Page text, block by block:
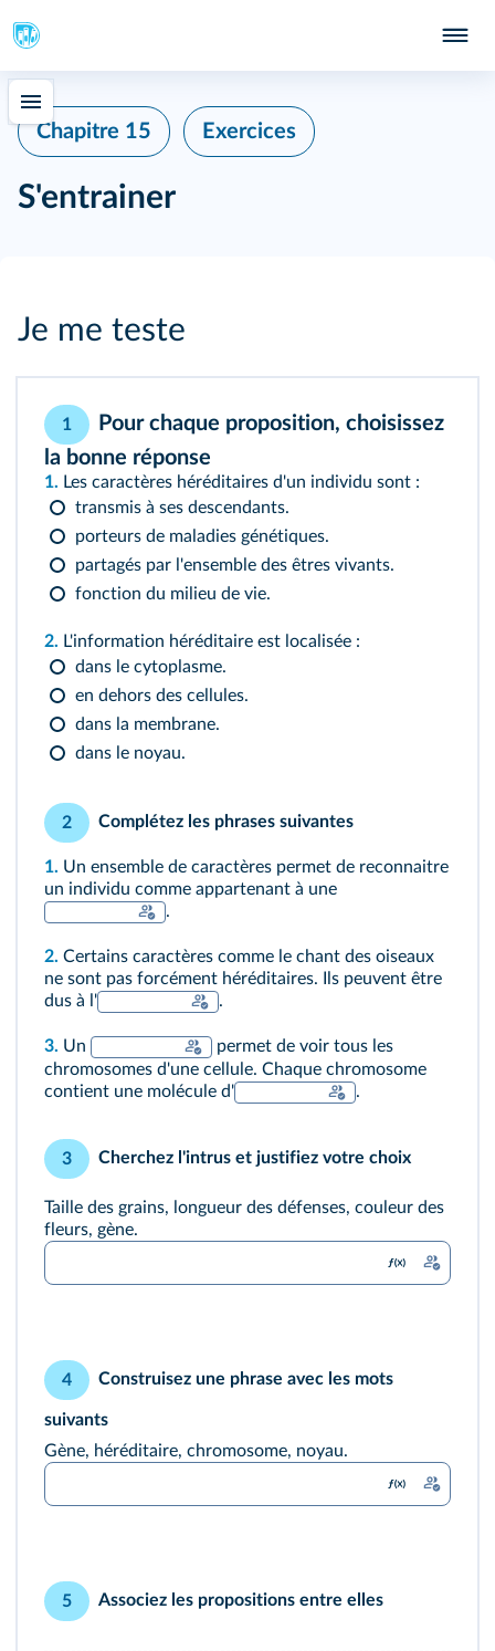
Chapitre 15 Exercices
S'entrainer
Je me teste
1
Pour chaque proposition, choisissez
la bonne réponse
1. Les caractères héréditaires d'un individu sont :
transmis à ses descendants.
porteurs de maladies génétiques.
partagés par l'ensemble des êtres vivants.
fonction du milieu de vie.
2. L'information héréditaire est localisée :
dans le cytoplasme.
en dehors des cellules.
dans la membrane.
dans le noyau.
2 Complétez les phrases suivantes
1.
un individu comme appartenant à une
.
2.
ne sont pas forcément héréditaires. Ils peuvent être
dus à l'
.
3. Un
permet de voir tous les
chromosomes d'une cellule. Chaque chromosome
contient une molécule d'
.
3 Cherchez l'intrus et justifiez votre choix
Taille des grains, longueur des défenses, couleur des
fleurs, gène.
4 Construisez une phrase avec les mots
suivants
Gène, héréditaire, chromosome, noyau.
5 Associez les propositions entre elles